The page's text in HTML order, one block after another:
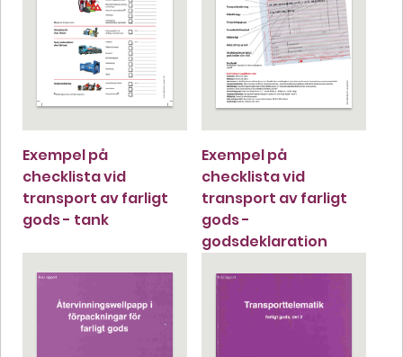
Exempel på
checklista vid
transport av farligt
gods - tank
Exempel på
checklista vid
transport av farligt
gods -
godsdeklaration